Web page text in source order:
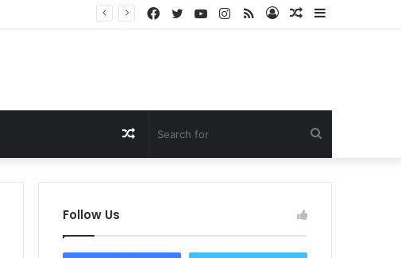
Random
Log
RSS
Instagram
YouTube
Twitter
Facebook
for
Random
Article
Follow Us